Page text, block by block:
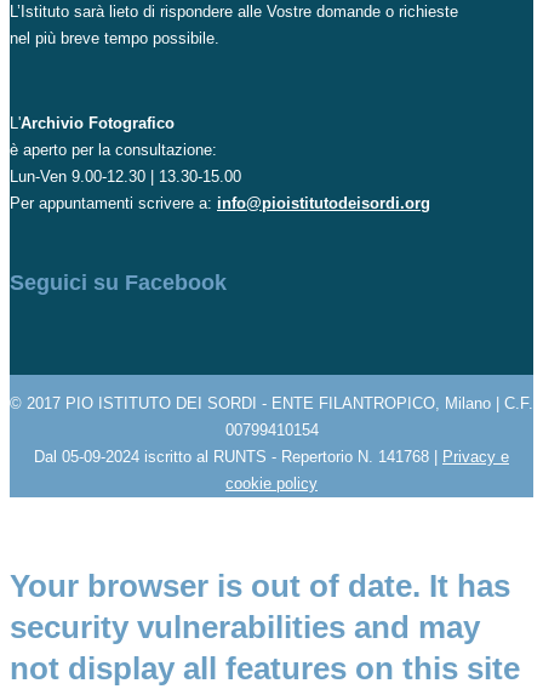
L’Istituto sarà lieto di rispondere alle Vostre domande o richieste
nel più breve tempo possibile.
L'Archivio Fotografico
è aperto per la consultazione:
Lun-Ven 9.00-12.30 | 13.30-15.00
Per appuntamenti scrivere a: info@pioistitutodeisordi.org
Seguici su Facebook
© 2017 PIO ISTITUTO DEI SORDI - ENTE FILANTROPICO, Milano | C.F.
00799410154
Dal 05-09-2024 iscritto al RUNTS - Repertorio N. 141768 | Privacy e
cookie policy
Your browser is out of date. It has
security vulnerabilities and may
not display all features on this site